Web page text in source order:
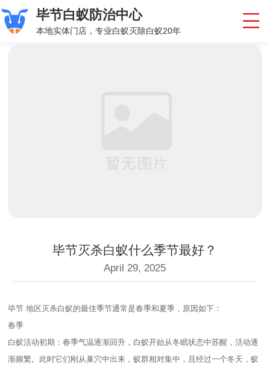
毕节白蚁防治中心
本地实体门店，专业白蚁灭除白蚁20年
毕节灭杀白蚁什么季节最好？
April 29, 2025
毕节 地区灭杀白蚁的最佳季节通常是春季和夏季，原因如下：
春季
白蚁活动初期：春季气温逐渐回升，白蚁开始从冬眠状态中苏醒，活动逐
渐频繁。此时它们刚从巢穴中出来，蚁群相对集中，且经过一个冬天，蚁